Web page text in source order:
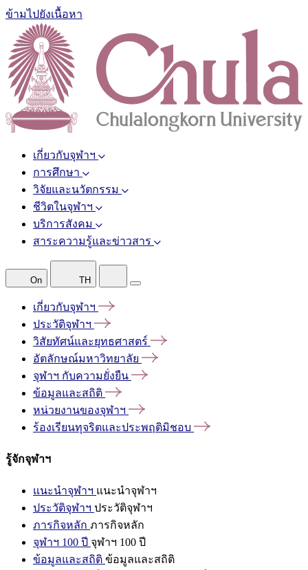
ข้ามไปยังเนื้อหา
เกี่ยวกับจุฬาฯ
การศึกษา
วิจัยและนวัตกรรม
ชีวิตในจุฬาฯ
บริการสังคม
สาระความรู้และข่าวสาร
On TH
เกี่ยวกับจุฬาฯ
ประวัติจุฬาฯ
วิสัยทัศน์และยุทธศาสตร์
อัตลักษณ์มหาวิทยาลัย
จุฬาฯ กับความยั่งยืน
ข้อมูลและสถิติ
หน่วยงานของจุฬาฯ
ร้องเรียนทุจริตและประพฤติมิชอบ
รู้จักจุฬาฯ
แนะนำจุฬาฯ แนะนำจุฬาฯ
ประวัติจุฬาฯ ประวัติจุฬาฯ
ภารกิจหลัก ภารกิจหลัก
จุฬาฯ 100 ปี จุฬาฯ 100 ปี
ข้อมูลและสถิติ ข้อมูลและสถิติ